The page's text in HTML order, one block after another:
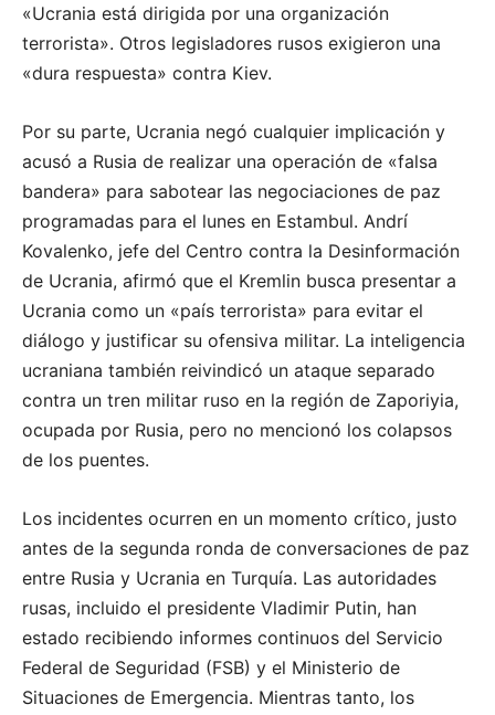
«Ucrania está dirigida por una organización
terrorista». Otros legisladores rusos exigieron una
«dura respuesta» contra Kiev.
Por su parte, Ucrania negó cualquier implicación y
acusó a Rusia de realizar una operación de «falsa
bandera» para sabotear las negociaciones de paz
programadas para el lunes en Estambul. Andrí
Kovalenko, jefe del Centro contra la Desinformación
de Ucrania, afirmó que el Kremlin busca presentar a
Ucrania como un «país terrorista» para evitar el
diálogo y justificar su ofensiva militar. La inteligencia
ucraniana también reivindicó un ataque separado
contra un tren militar ruso en la región de Zaporiyia,
ocupada por Rusia, pero no mencionó los colapsos
de los puentes.
Los incidentes ocurren en un momento crítico, justo
antes de la segunda ronda de conversaciones de paz
entre Rusia y Ucrania en Turquía. Las autoridades
rusas, incluido el presidente Vladimir Putin, han
estado recibiendo informes continuos del Servicio
Federal de Seguridad (FSB) y el Ministerio de
Situaciones de Emergencia. Mientras tanto, los